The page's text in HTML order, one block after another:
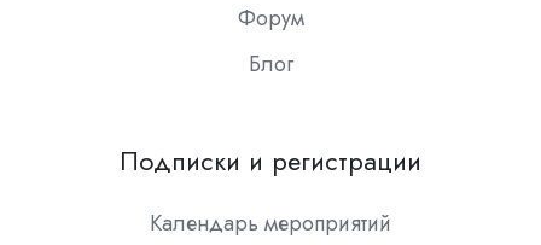
Форум
Блог
Подписки и регистрации
Календарь мероприятий